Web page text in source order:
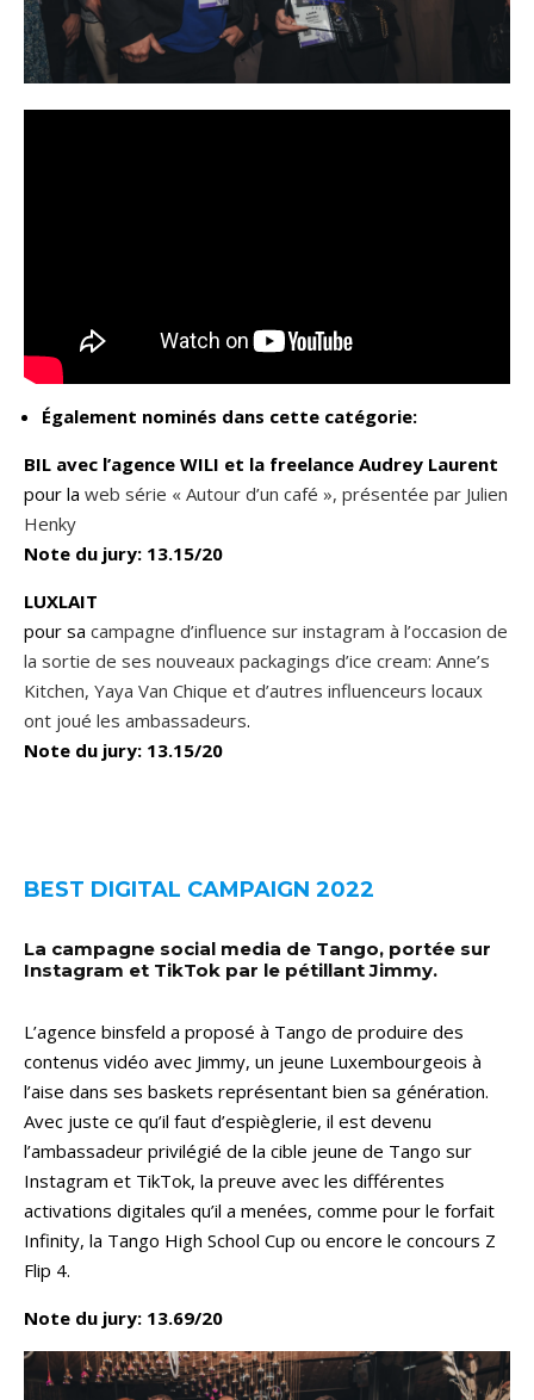
Également nominés dans cette catégorie:
BIL avec l’agence WILI et la freelance Audrey Laurent
pour la web série « Autour d’un café », présentée par Julien
Henky
Note du jury: 13.15/20
LUXLAIT
pour sa campagne d’influence sur instagram à l’occasion de
la sortie de ses nouveaux packagings d’ice cream: Anne’s
Kitchen, Yaya Van Chique et d’autres influenceurs locaux
ont joué les ambassadeurs.
Note du jury: 13.15/20
BEST DIGITAL CAMPAIGN 2022
La campagne social media de Tango, portée sur
Instagram et TikTok par le pétillant Jimmy.
L’agence binsfeld a proposé à Tango de produire des
contenus vidéo avec Jimmy, un jeune Luxembourgeois à
l’aise dans ses baskets représentant bien sa génération.
Avec juste ce qu’il faut d’espièglerie, il est devenu
l’ambassadeur privilégié de la cible jeune de Tango sur
Instagram et TikTok, la preuve avec les différentes
activations digitales qu’il a menées, comme pour le forfait
Infinity, la Tango High School Cup ou encore le concours Z
Flip 4.
Note du jury: 13.69/20